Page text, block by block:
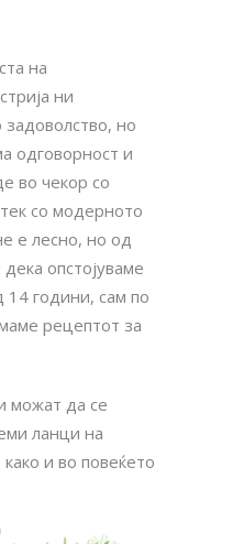
на
ни
задоволство, но
одговорност и
во чекор со
со модерното
е лесно, но од
опстојуваме
14 години, сам по
рецептот за
можат да се
ланци на
и во повеќето
направени од
свежи и
Од нашиот
година,